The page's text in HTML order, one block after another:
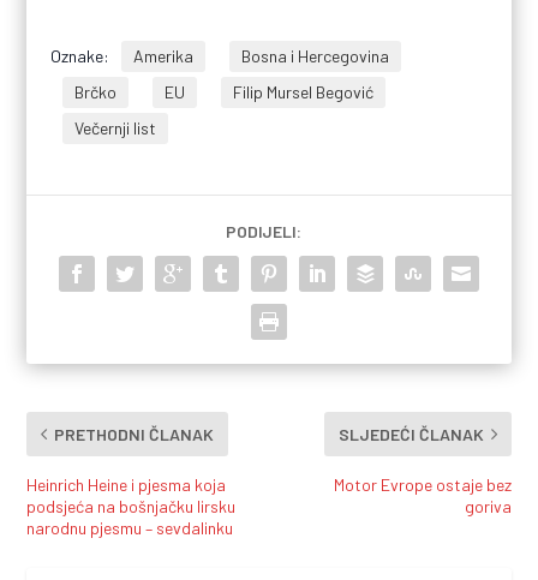
Oznake: Amerika
Bosna i Hercegovina
Brčko
EU
Filip Mursel Begović
Večernji list
PODIJELI:
PRETHODNI ČLANAK
Heinrich Heine i pjesma koja
podsjeća na bošnjačku lirsku
narodnu pjesmu – sevdalinku
SLJEDEĆI ČLANAK
Motor Evrope ostaje bez
goriva